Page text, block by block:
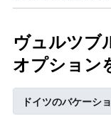
1
は、
客
室
の
平
均
料
ヴュルツブ
オプション
ドイツのバケーシ